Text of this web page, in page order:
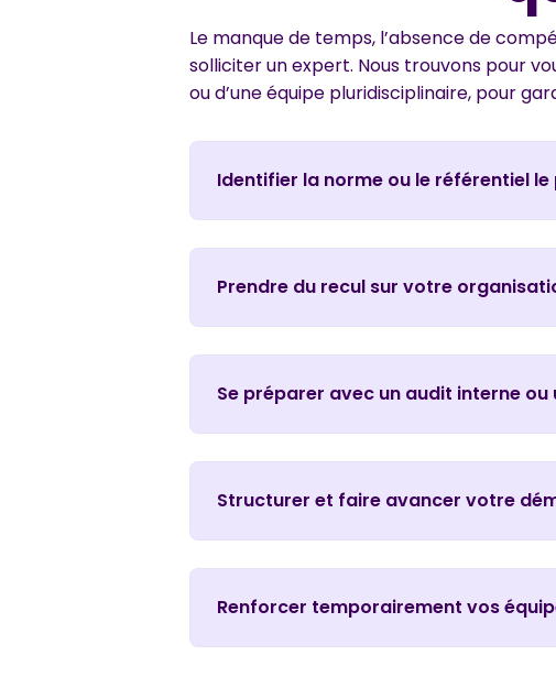
Le manque de temps, l’absence de
solliciter un expert. Nous trouvons pour
ou d’une équipe pluridisciplinaire, pour
Identifier la norme ou le référentiel
Prendre du recul sur votre
Se préparer avec un audit interne
Structurer et faire avancer votre
Renforcer temporairement vos